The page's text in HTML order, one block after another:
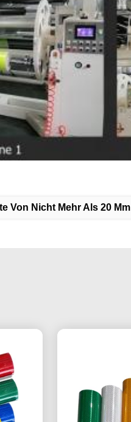
Von Nicht Mehr Als 20 Mm